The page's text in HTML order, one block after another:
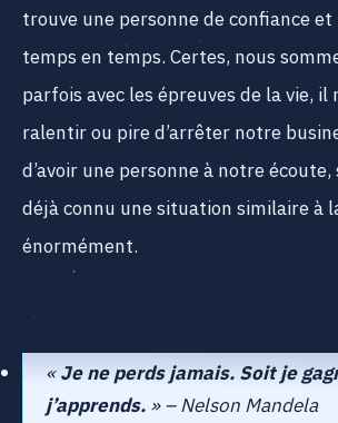
trouve une personne de confiance
temps en temps. Certes, nous
parfois avec les épreuves de la vie, il
ralentir ou pire d’arrêter notre
d’avoir une personne à notre
déjà connu une situation similaire à
énormément.
«Je ne perds jamais. Soit je
j’apprends.» – Nelson Mandela